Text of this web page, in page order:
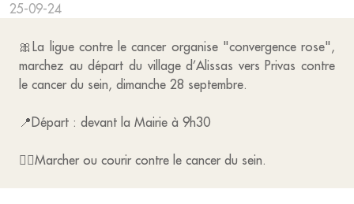
25-09-24
🎀La ligue contre le cancer organise "convergence rose",
marchez au départ du village d’Alissas vers Privas contre
le cancer du sein, dimanche 28 septembre.
📍Départ : devant la Mairie à 9h30
🚶‍♀️Marcher ou courir contre le cancer du sein.